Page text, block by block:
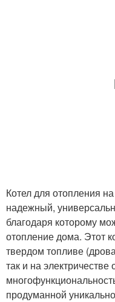
Котел для отопления
надежный,
благодаря которому
отопление дома. Этот
твердом топливе
так и на
продуманной